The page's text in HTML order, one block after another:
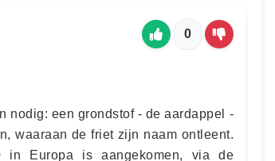
0
nodig: een grondstof - de aardappel -
waaraan de friet zijn naam ontleent.
in Europa is aangekomen, via de